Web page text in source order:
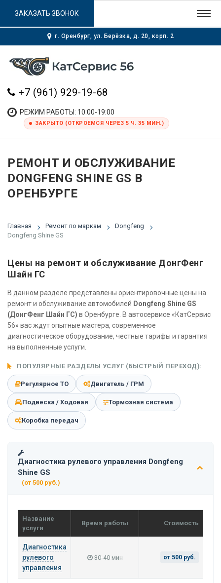
г. Оренбург, ул. Берёзка, д. 20, корп. 2
+7 (961) 929-19-68
РЕЖИМ РАБОТЫ: 10:00-19:00
ЗАКРЫТО (ОТКРОЕМСЯ ЧЕРЕЗ 5 Ч. 35 МИН.)
ЗАКАЗАТЬ ЗВОНОК
РЕМОНТ И ОБСЛУЖИВАНИЕ
DONGFENG SHINE GS В
ОРЕНБУРГЕ
Главная Ремонт по маркам
Dongfeng
Dongfeng Shine GS
Цены на ремонт и обслуживание ДонгФенг
Шайн ГС
В данном разделе представлены ориентировочные цены на
ремонт и обслуживание автомобилей Dongfeng Shine GS
(ДонгФенг Шайн ГС) в Оренбурге. В автосервисе «КатСервис
56» вас ждут опытные мастера, современное
диагностическое оборудование, честные тарифы и гарантия
на выполненные услуги.
ПОПУЛЯРНЫЕ РАЗДЕЛЫ УСЛУГ (БЫСТРЫЙ ПЕРЕХОД):
Регулярное ТО Двигатель / ГРМ
Подвеска / Ходовая Тормозная система
Коробка передач
Диагностика рулевого управления Dongfeng
Shine GS
(от 500 руб.)
Название
услуги
Время работы Стоимость
Диагностика
рулевого
управления
30-40 мин от 500 руб.